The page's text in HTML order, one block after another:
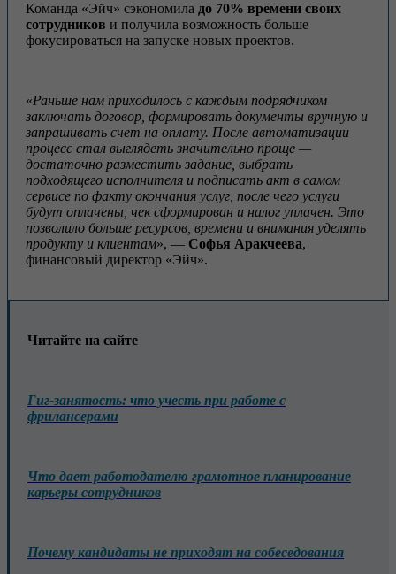
Команда «Эйч» сэкономила до 70% времени своих
сотрудников и получила возможность больше
фокусироваться на запуске новых проектов.
«Раньше нам приходилось с каждым подрядчиком
заключать договор, формировать документы вручную и
запрашивать счет на оплату. После автоматизации
процесс стал выглядеть значительно проще —
достаточно разместить задание, выбрать
подходящего исполнителя и подписать акт в самом
сервисе по факту окончания услуг, после чего услуги
будут оплачены, чек сформирован и налог уплачен. Это
позволило больше ресурсов, времени и внимания уделять
продукту и клиентам», — Софья Аракчеева,
финансовый директор «Эйч».
Читайте на сайте
Гиг-занятость: что учесть при работе с
фрилансерами
Что дает работодателю грамотное планирование
карьеры сотрудников
Почему кандидаты не приходят на собеседования